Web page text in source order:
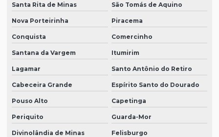
Santa Rita de Minas São Tomás de Aquino
Nova Porteirinha Piracema
Conquista Comercinho
Santana da Vargem Itumirim
Lagamar Santo Antônio do Retiro
Cabeceira Grande Espírito Santo do Dourado
Pouso Alto Capetinga
Periquito Guarda-Mor
Divinolândia de Minas Felisburgo